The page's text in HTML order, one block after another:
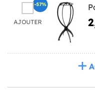
AJOUTER
-57%